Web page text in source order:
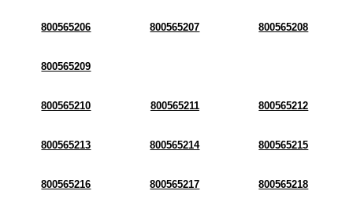
800565206 800565207 800565208
800565209
800565210 800565211 800565212
800565213 800565214 800565215
800565216 800565217 800565218